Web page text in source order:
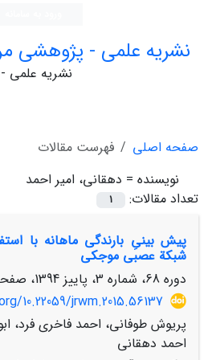
نشریه علمی - پژوهشی
نشریه علمی
صفحه اصلی
فهرست مقالات
نویسنده = دهقانی، امیر احمد
تعداد مقالات:
1
پیش ‏بینیِ بارندگی ماهانه با
شبکة عصبی موجکی
دوره 68، شماره 3، پاییز 1394، صفحه
10.22059/jrwm.2015.56137
پریوش طوفانی، احمد فاخری فرد،
احمد دهقانی